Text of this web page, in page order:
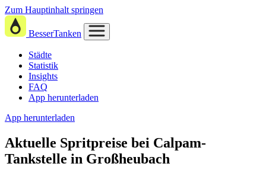
Zum Hauptinhalt springen
BesserTanken
Städte
Statistik
Insights
FAQ
App herunterladen
App herunterladen
Aktuelle Spritpreise bei Calpam-
Tankstelle in Großheubach